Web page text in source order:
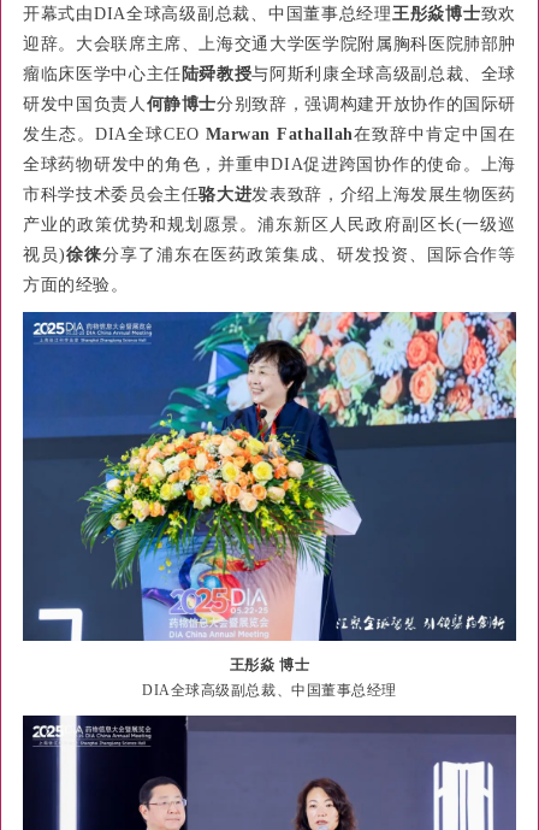
开幕式由DIA全球高级副总裁、中国董事总经理王彤焱博士致欢
迎辞。大会联席主席、上海交通大学医学院附属胸科医院肺部肿
瘤临床医学中心主任 陆舜教授与阿斯利康全球高级副总裁、全球
研发中国负责人 何静博士分别致辞，强调构建开放协作的国际研
发生态。DIA全球CEO Marwan Fathallah在致辞中肯定中国在
全球药物研发中的角色，并重申DIA促进跨国协作的使命。上海
市科学技术委员会主任骆大进发表致辞，介绍上海发展生物医药
产业的政策优势和规划愿景。浦东新区人民政府副区长(一级巡
视员)徐徕分享了浦东在医药政策集成、研发投资、国际合作等
方面的经验。
王彤焱 博士
DIA全球高级副总裁、中国董事总经理